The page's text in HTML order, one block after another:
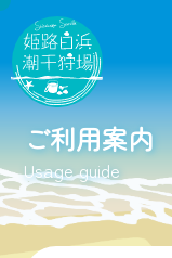
Skip
content
ご利用案内
Usage guide